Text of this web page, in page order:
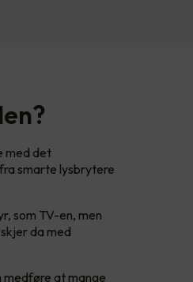
med det
smarte lysbrytere
som TV-en, men
da med
medføre at mange